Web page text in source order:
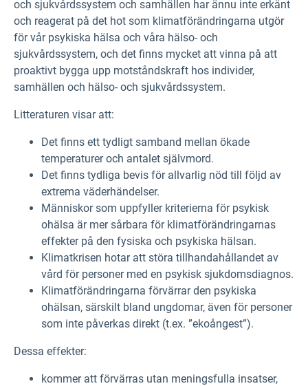
och sjukvårdssystem och samhällen har ännu inte erkänt
och reagerat på det hot som klimatförändringarna utgör
för vår psykiska hälsa och våra hälso- och
sjukvårdssystem, och det finns mycket att vinna på att
proaktivt bygga upp motståndskraft hos individer,
samhällen och hälso- och sjukvårdssystem.
Litteraturen visar att:
Det finns ett tydligt samband mellan ökade
temperaturer och antalet självmord.
Det finns tydliga bevis för allvarlig nöd till följd av
extrema väderhändelser.
Människor som uppfyller kriterierna för psykisk
ohälsa är mer sårbara för klimatförändringarnas
effekter på den fysiska och psykiska hälsan.
Klimatkrisen hotar att störa tillhandahållandet av
vård för personer med en psykisk sjukdomsdiagnos.
Klimatförändringarna förvärrar den psykiska
ohälsan, särskilt bland ungdomar, även för personer
som inte påverkas direkt (t.ex. ”ekoångest”).
Dessa effekter:
kommer att förvärras utan meningsfulla insatser,